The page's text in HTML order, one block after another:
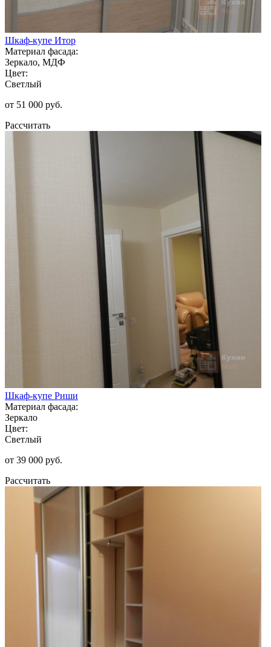
Шкаф-купе Итор
Материал фасада:
Зеркало, МДФ
Цвет:
Светлый
от 51 000 руб.
Рассчитать
Шкаф-купе Риши
Материал фасада:
Зеркало
Цвет:
Светлый
от 39 000 руб.
Рассчитать